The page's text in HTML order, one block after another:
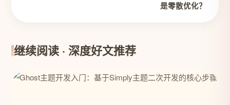
是零散优化？
继续阅读 · 深度好文推荐